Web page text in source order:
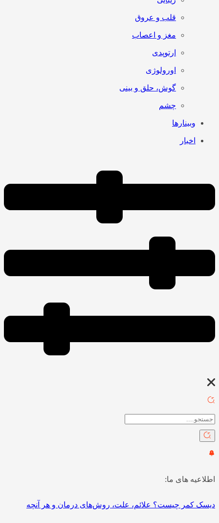
قلب و عروق
مغز و اعصاب
ارتوپدی
اورولوژی
گوش، حلق و بینی
چشم
وبینارها
اخبار
اطلاعیه های ما:
دیسک کمر چیست؟ علائم، علت، روش‌های درمان و هر آنچه